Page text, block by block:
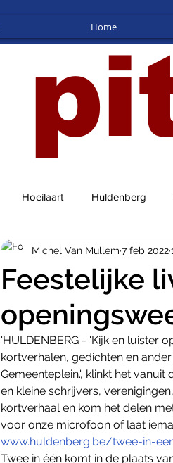
Home
Hoeilaart Huldenberg
Feestelijke
Michel Van Mullem 7 feb 2022
'HULDENBERG - 'Kijk en luister
kortverhalen, gedichten en
Gemeenteplein.', klinkt het
en kleine schrijvers,
kortverhaal en kom het delen
voor onze microfoon of laat
www.huldenberg.be/twee-in-
Twee in één komt in de plaats